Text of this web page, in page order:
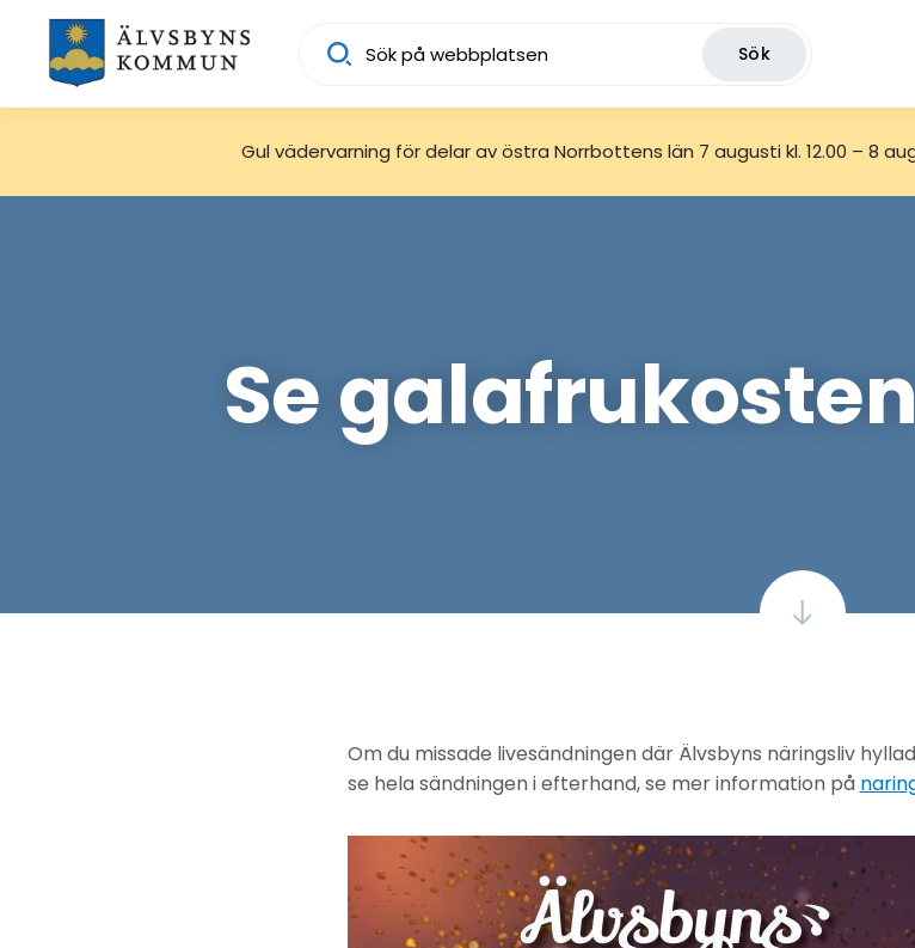
Sök
Gul vädervarning för delar av östra Norrbottens län 7 augusti kl. 12.00 – 8
Se
Om du missade livesändningen där Älvsbyns näringsliv
se hela sändningen i efterhand, se mer information på